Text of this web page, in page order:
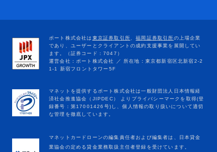
マネットカードローンの編集責任者および編集者は、日本貸金
業協会の定める貸金業務取扱主任者登録を受けています。